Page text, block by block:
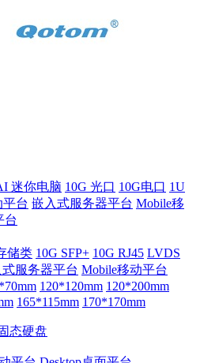
迷你电脑 10G 光口 10G电口 1U
台 嵌入式服务器平台 Mobile移
台
储类 10G SFP+ 10G RJ45 LVDS
服务器平台 Mobile移动平台
120*120mm 120*200mm
165*115mm 170*170mm
态硬盘